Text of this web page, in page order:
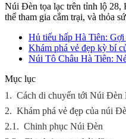
Núi Đèn tọa lạc trên tỉnh lộ 28,
thể tham gia cắm trại, và thỏa
Hủ tiếu hấp Hà Tiên:
Khám phá vẻ đẹp kỳ bí
Núi Tô Châu Hà Tiên:
Mục lục
1. Cách di chuyển tới Núi Đèn
2. Khám phá vẻ đẹp của núi
2.1. Chinh phục Núi Đèn